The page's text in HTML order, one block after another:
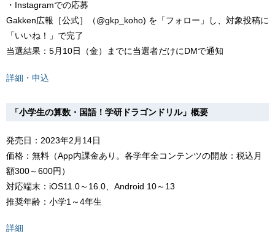
・Instagramでの応募
Gakken広報［公式］（@gkp_koho) を「フォロー」し、対象投稿に
「いいね！」で完了
当選結果：5月10日（金）までに当選者だけにDMで通知
詳細・申込
「小学生の算数・国語！学研ドラゴンドリル」概要
発売日：2023年2月14日
価格：無料（App内課金あり。各学年全コンテンツの開放：税込月
額300～600円）
対応端末：iOS11.0～16.0、Android 10～13
推奨年齢：小学1～4年生
詳細